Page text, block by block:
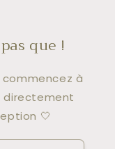
que !
à
directement
🤍